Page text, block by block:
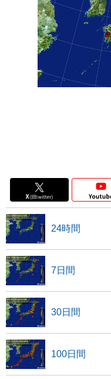
24時間
7日間
30日間
100日間